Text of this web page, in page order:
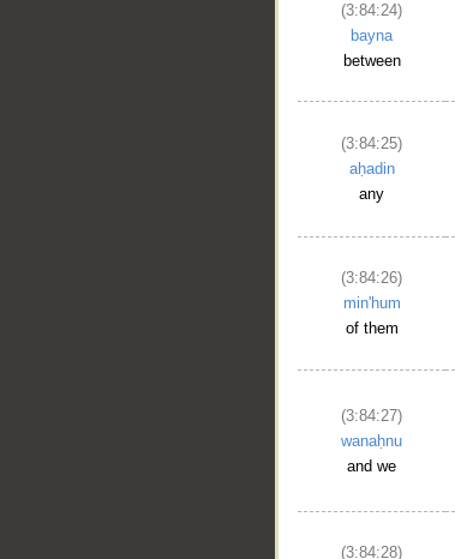
(3:84:24)
bayna
between
(3:84:25)
aḥadin
any
(3:84:26)
min'hum
of them
(3:84:27)
wanaḥnu
and we
(3:84:28)